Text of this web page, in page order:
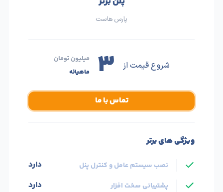
پارس هاست
شروع قیمت از ۳
میلیون تومان
ماهیانه
تماس با ما
ویژگی های برتر
نصب سیستم عامل و کنترل پنل دارد
پشتیبانی سخت افزار دارد